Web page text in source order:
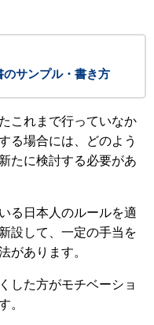
サンプル・書き方
これまで行っていなか
る場合には、どのよう
たに検討する必要があ
る日本人のルールを適
設して、一定の手当を
があります。
した方がモチベーショ
。